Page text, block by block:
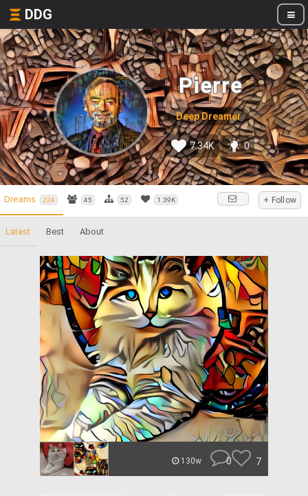
DDG
Pierre
Deep Dreamer
7.34K 0
Dreams 224 45 52 1.39K + Follow
Latest Best About
130w 0 7